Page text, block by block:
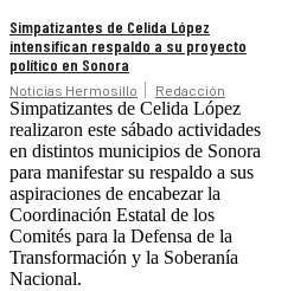
Simpatizantes de Celida López
intensifican respaldo a su proyecto
político en Sonora
Noticias Hermosillo Redacción
Simpatizantes de Celida López
realizaron este sábado actividades
en distintos municipios de Sonora
para manifestar su respaldo a sus
aspiraciones de encabezar la
Coordinación Estatal de los
Comités para la Defensa de la
Transformación y la Soberanía
Nacional.